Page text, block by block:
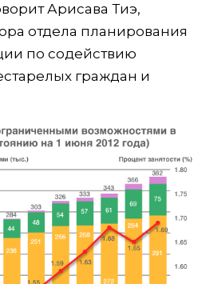
Арисава Тиэ,
отдела планирования
по содействию
граждан и